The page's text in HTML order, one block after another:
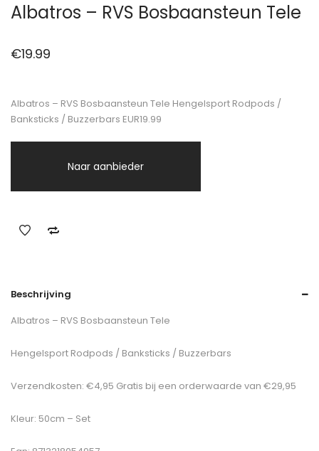
Albatros – RVS Bosbaansteun Tele
€19.99
Albatros – RVS Bosbaansteun Tele Hengelsport Rodpods /
Banksticks / Buzzerbars EUR19.99
Naar aanbieder
Beschrijving
Albatros – RVS Bosbaansteun Tele
Hengelsport Rodpods / Banksticks / Buzzerbars
Verzendkosten: €4,95 Gratis bij een orderwaarde van €29,95
Kleur: 50cm – Set